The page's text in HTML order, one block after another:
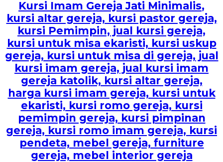
Kursi Imam Gereja Jati Minimalis,
kursi altar gereja, kursi pastor gereja,
kursi Pemimpin, jual kursi gereja,
kursi untuk misa ekaristi, kursi uskup
gereja, kursi untuk misa di gereja, jual
kursi imam gereja, jual kursi imam
gereja katolik, kursi altar gereja,
harga kursi imam gereja, kursi untuk
ekaristi, kursi romo gereja, kursi
pemimpin gereja, kursi pimpinan
gereja, kursi romo imam gereja, kursi
pendeta, mebel gereja, furniture
gereja, mebel interior gereja